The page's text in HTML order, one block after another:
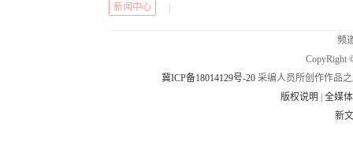
新闻中心
频
CopyRight
冀ICP备18014129号-20 采编人员所创作作品
版权说明
|全媒
新